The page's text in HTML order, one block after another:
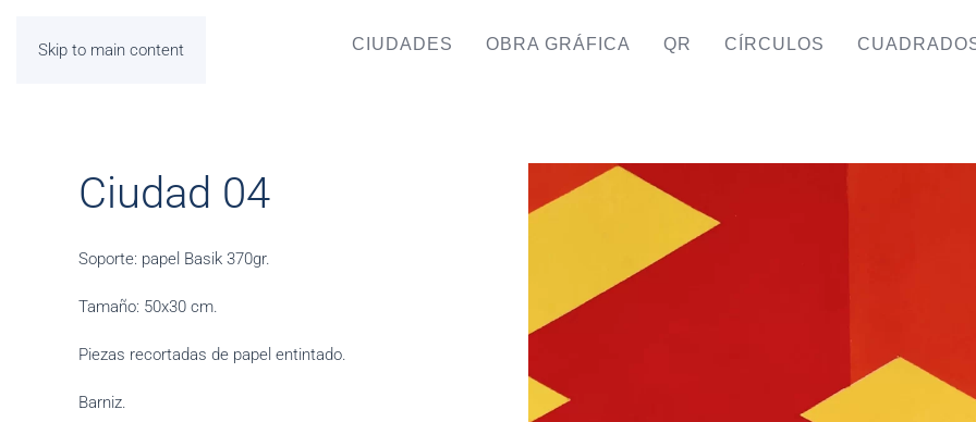
Skip to main content CIUDADES OBRA GRÁFICA QR CÍRCULOS
Ciudad 04
Soporte: papel Basik 370gr.
Tamaño: 50x30 cm.
Piezas recortadas de papel entintado.
Barniz.